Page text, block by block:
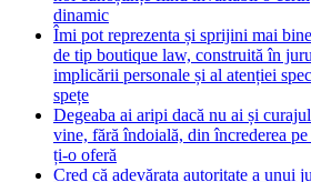
dinamic
Îmi pot reprezenta și sprijini mai
de tip boutique law, construită în
implicării personale și al atenției
spețe
Degeaba ai aripi dacă nu ai și
vine, fără îndoială, din încrederea
ți-o oferă
Cred că adevărata autoritate a unui